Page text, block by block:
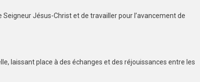
Seigneur Jésus-Christ et de travailler pour l’avancement de
laissant place à des échanges et des réjouissances entre les